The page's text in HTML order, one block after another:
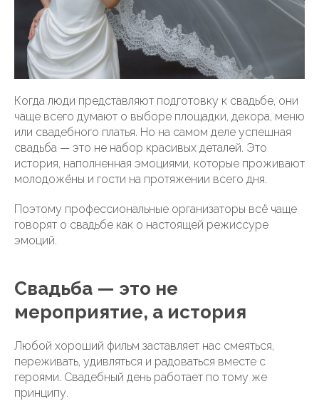
Когда люди представляют подготовку к свадьбе, они
чаще всего думают о выборе площадки, декора, меню
или свадебного платья. Но на самом деле успешная
свадьба — это не набор красивых деталей. Это
история, наполненная эмоциями, которые проживают
молодожёны и гости на протяжении всего дня.
Поэтому профессиональные организаторы всё чаще
говорят о свадьбе как о настоящей режиссуре
эмоций.
Свадьба — это не
мероприятие, а история
Любой хороший фильм заставляет нас смеяться,
переживать, удивляться и радоваться вместе с
героями. Свадебный день работает по тому же
принципу.